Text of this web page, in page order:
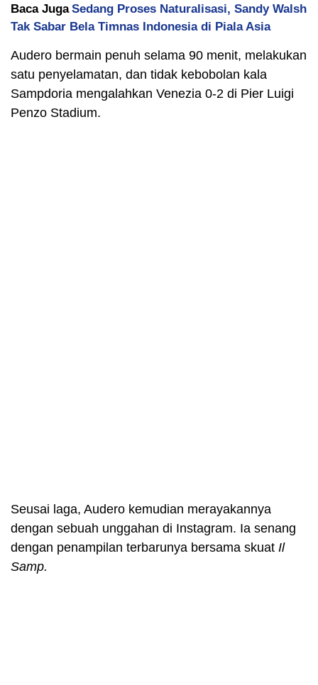
Baca Juga Sedang Proses Naturalisasi, Sandy Walsh
Tak Sabar Bela Timnas Indonesia di Piala Asia
Audero bermain penuh selama 90 menit, melakukan
satu penyelamatan, dan tidak kebobolan kala
Sampdoria mengalahkan Venezia 0-2 di Pier Luigi
Penzo Stadium.
Seusai laga, Audero kemudian merayakannya
dengan sebuah unggahan di Instagram. Ia senang
dengan penampilan terbarunya bersama skuat Il
Samp.